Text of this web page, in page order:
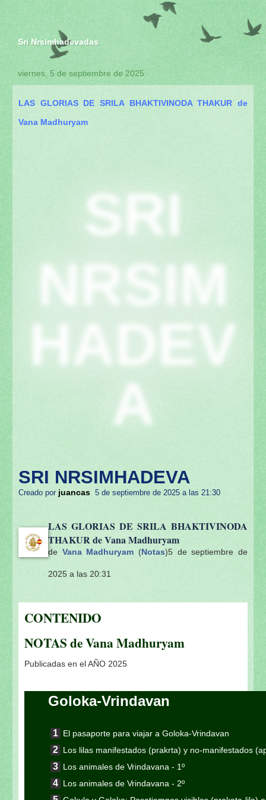
Sri Nrsimhadevadas
viernes, 5 de septiembre de 2025
LAS GLORIAS DE SRILA BHAKTIVINODA THAKUR de
Vana Madhuryam
SRI
NRSIM
HADEV
A
SRI NRSIMHADEVA
Creado por juancas 5 de septiembre de 2025 a las 21:30
LAS GLORIAS DE SRILA BHAKTIVINODA
THAKUR de Vana Madhuryam
de Vana Madhuryam (Notas)5 de septiembre de
2025 a las 20:31
CONTENIDO
NOTAS de Vana Madhuryam
Publicadas en el AÑO 2025
Goloka-Vrindavan
El pasaporte para viajar a Goloka-Vrindavan
Los lilas manifestados (prakrta) y no-manifestados
Los animales de Vrindavana - 1º
Los animales de Vrindavana - 2º